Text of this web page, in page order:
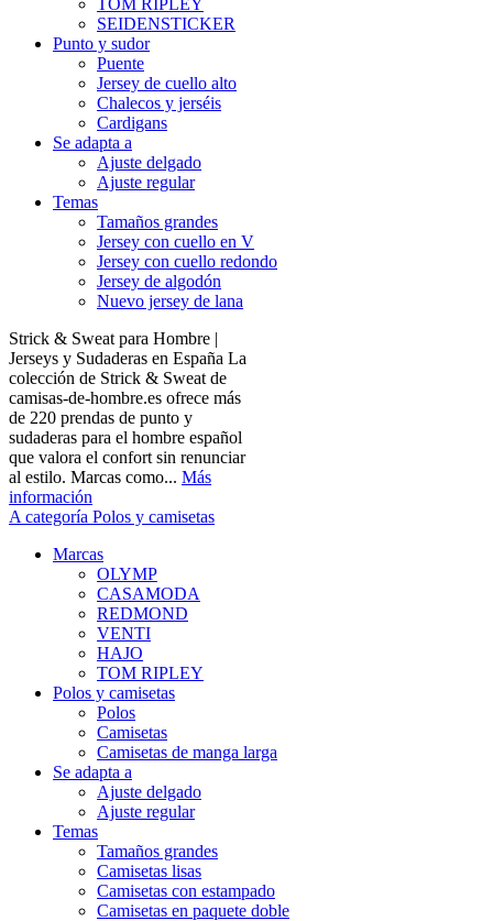
TOM RIPLEY
SEIDENSTICKER
Punto y sudor
Puente
Jersey de cuello alto
Chalecos y jerséis
Cardigans
Se adapta a
Ajuste delgado
Ajuste regular
Temas
Tamaños grandes
Jersey con cuello en V
Jersey con cuello redondo
Jersey de algodón
Nuevo jersey de lana
Strick & Sweat para Hombre |
Jerseys y Sudaderas en España La
colección de Strick & Sweat de
camisas-de-hombre.es ofrece más
de 220 prendas de punto y
sudaderas para el hombre español
que valora el confort sin renunciar
al estilo. Marcas como... Más
información
A categoría Polos y camisetas
Marcas
OLYMP
CASAMODA
REDMOND
VENTI
HAJO
TOM RIPLEY
Polos y camisetas
Polos
Camisetas
Camisetas de manga larga
Se adapta a
Ajuste delgado
Ajuste regular
Temas
Tamaños grandes
Camisetas lisas
Camisetas con estampado
Camisetas en paquete doble